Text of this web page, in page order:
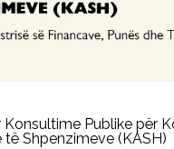
Konsultime Publike për
Shpenzimeve (KASH)